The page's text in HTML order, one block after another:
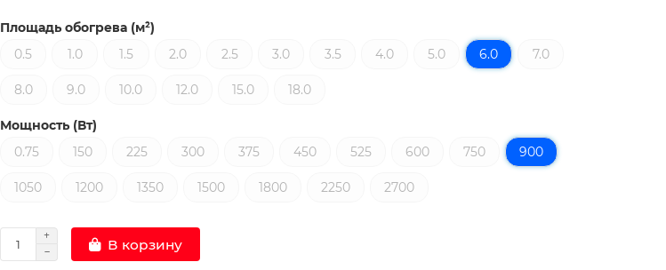
Площадь обогрева (м²)
0.5
1.0 1.5 2.0 2.5 3.0 3.5 4.0 5.0 6.0 7.0
8.0 9.0 10.0 12.0 15.0 18.0
Мощность (Вт)
0.75
150 225 300 375 450 525 600 750 900
1050 1200 1350 1500 1800 2250 2700
В корзину